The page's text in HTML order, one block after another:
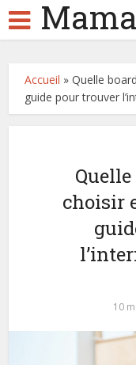
Accueil »Quelle
guide pour trouver
choisir
10